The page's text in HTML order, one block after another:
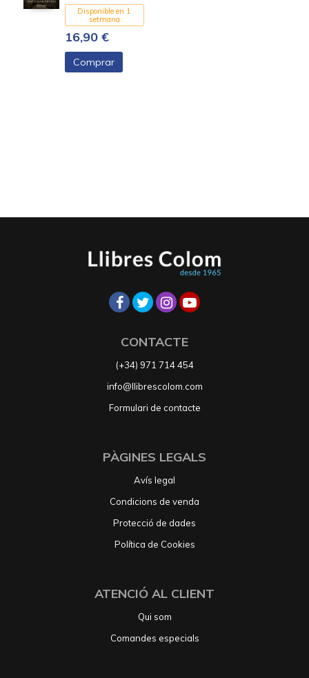
Disponible en 1
setmana
16,90 €
Comprar
CONTACTE
(+34) 971 714 454
info@llibrescolom.com
Formulari de contacte
PÀGINES LEGALS
Avís legal
Condicions de venda
Protecció de dades
Política de Cookies
ATENCIÓ AL CLIENT
Qui som
Comandes especials